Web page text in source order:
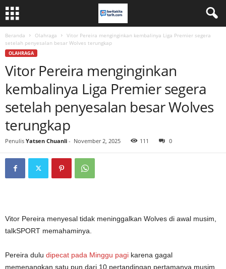
Beranda Olahraga
Vitor Pereira menginginkan kembalinya Liga Premier segera
setelah penyesalan besar Wolves terungkap
OLAHRAGA
Vitor Pereira menginginkan
kembalinya Liga Premier segera
setelah penyesalan besar Wolves
terungkap
Penulis Yatsen Chuanli - November 2, 2025 111 0
Vitor Pereira menyesal tidak meninggalkan Wolves di awal musim,
talkSPORT memahaminya.
Pereira dulu dipecat pada Minggu pagi karena gagal
memenangkan satu pun dari 10 pertandingan pertamanya musim